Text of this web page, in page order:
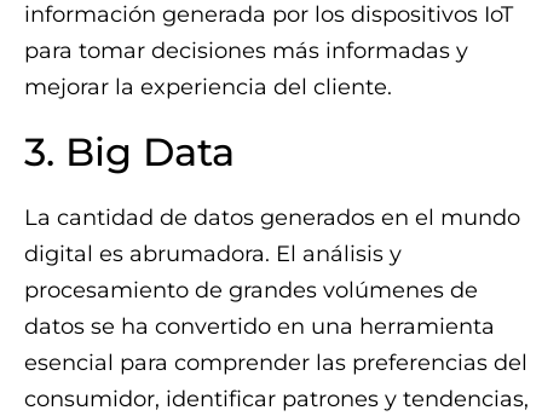
información generada por los dispositivos IoT
para tomar decisiones más informadas y
mejorar la experiencia del cliente.
3. Big Data
La cantidad de datos generados en el mundo
digital es abrumadora. El análisis y
procesamiento de grandes volúmenes de
datos se ha convertido en una herramienta
esencial para comprender las preferencias del
consumidor, identificar patrones y tendencias,